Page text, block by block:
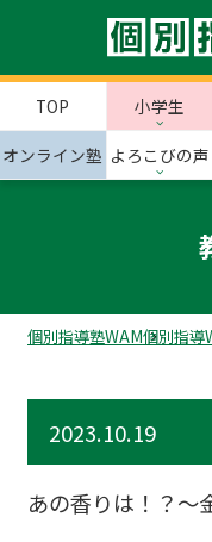
TOP 小学生
オンライン塾 よろこびの声
個別指導塾WAM個別指導
2023.10.19
あの香りは！？～